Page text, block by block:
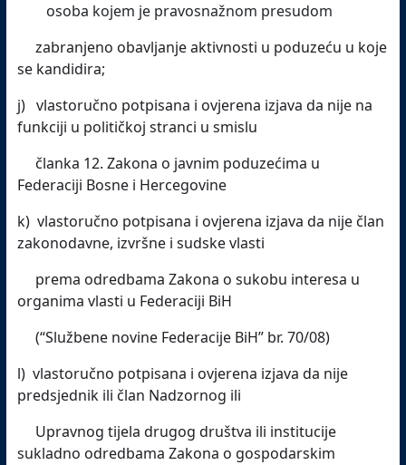
osoba kojem je pravosnažnom presudom
zabranjeno obavljanje aktivnosti u poduzeću u koje
se kandidira;
j) vlastoručno potpisana i ovjerena izjava da nije na
funkciji u političkoj stranci u smislu
članka 12. Zakona o javnim poduzećima u
Federaciji Bosne i Hercegovine
k) vlastoručno potpisana i ovjerena izjava da nije član
zakonodavne, izvršne i sudske vlasti
prema odredbama Zakona o sukobu interesa u
organima vlasti u Federaciji BiH
(“Službene novine Federacije BiH” br. 70/08)
l) vlastoručno potpisana i ovjerena izjava da nije
predsjednik ili član Nadzornog ili
Upravnog tijela drugog društva ili institucije
sukladno odredbama Zakona o gospodarskim